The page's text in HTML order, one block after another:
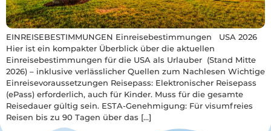
EINREISEBESTIMMUNGEN Einreisebestimmungen USA 2026
Hier ist ein kompakter Überblick über die aktuellen
Einreisebestimmungen für die USA als Urlauber (Stand Mitte
2026) – inklusive verlässlicher Quellen zum Nachlesen Wichtige
Einreisevoraussetzungen Reisepass: Elektronischer Reisepass
(ePass) erforderlich, auch für Kinder. Muss für die gesamte
Reisedauer gültig sein. ESTA-Genehmigung: Für visumfreies
Reisen bis zu 90 Tagen über das […]